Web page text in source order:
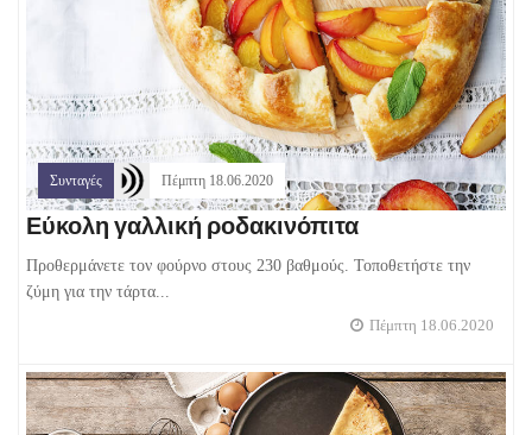
Συνταγές Πέμπτη 18.06.2020
Εύκολη γαλλική ροδακινόπιτα
Προθερμάνετε τον φούρνο στους 230 βαθμούς. Τοποθετήστε την
ζύμη για την τάρτα...
Πέμπτη 18.06.2020